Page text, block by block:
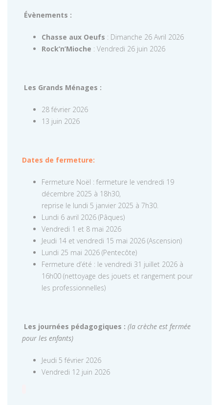
Évènements :
Chasse aux Oeufs : Dimanche 26 Avril 2026
Rock’n’Mioche : Vendredi 26 juin 2026
Les Grands Ménages :
28 février 2026
13 juin 2026
Dates de fermeture:
Fermeture Noël : fermeture le vendredi 19
décembre 2025 à 18h30,
reprise le lundi 5 janvier 2025 à 7h30.
Lundi 6 avril 2026 (Pâques)
Vendredi 1 et 8 mai 2026
Jeudi 14 et vendredi 15 mai 2026 (Ascension)
Lundi 25 mai 2026 (Pentecôte)
Fermeture d’été : le vendredi 31 juillet 2026 à
16h00 (nettoyage des jouets et rangement pour
les professionnelles)
Les journées pédagogiques : (la crèche est fermée
pour les enfants)
Jeudi 5 février 2026
Vendredi 12 juin 2026